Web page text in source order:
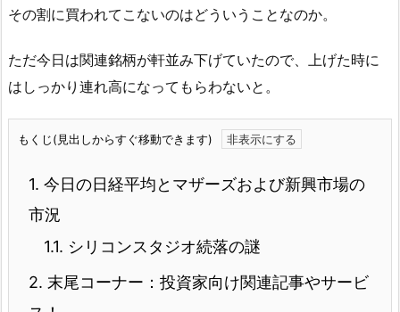
その割に買われてこないのはどういうことなのか。
ただ今日は関連銘柄が軒並み下げていたので、上げた時に
はしっかり連れ高になってもらわないと。
もくじ(見出しからすぐ移動できます)
1. 今日の日経平均とマザーズおよび新興市場の
市況
1.1. シリコンスタジオ続落の謎
2. 末尾コーナー：投資家向け関連記事やサービ